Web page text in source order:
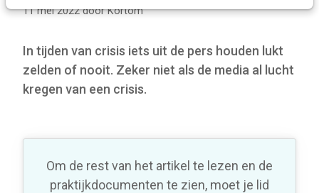
11 mei 2022 door Kortom
In tijden van crisis iets uit de pers houden lukt
zelden of nooit. Zeker niet als de media al lucht
kregen van een crisis.
Om de rest van het artikel te lezen en de
praktijkdocumenten te zien, moet je lid